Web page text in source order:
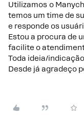
Utilizamos o
temos um time de
e responde os
Estou a procura de
facilite o
Toda ideia/
Desde já agradeço